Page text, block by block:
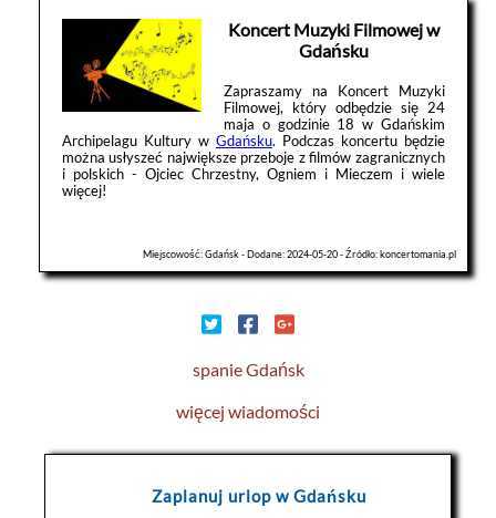
Koncert Muzyki Filmowej w
Gdańsku
Zapraszamy na Koncert Muzyki
Filmowej, który odbędzie się 24
maja o godzinie 18 w Gdańskim
Archipelagu Kultury w Gdańsku. Podczas koncertu będzie
można usłyszeć największe przeboje z filmów zagranicznych
i polskich - Ojciec Chrzestny, Ogniem i Mieczem i wiele
więcej!
Miejscowość: Gdańsk - Dodane: 2024-05-20 - Źródło: koncertomania.pl
spanie Gdańsk
więcej wiadomości
Zaplanuj urlop w Gdańsku